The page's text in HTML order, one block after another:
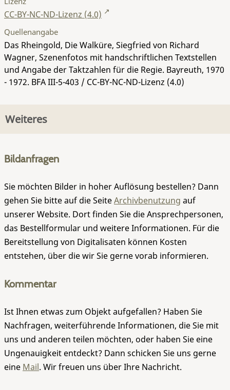
CC-BY-NC-ND-Lizenz (4.0)
Quellenangabe
Das Rheingold, Die Walküre, Siegfried von Richard
Wagner, Szenenfotos mit handschriftlichen Textstellen
und Angabe der Taktzahlen für die Regie. Bayreuth, 1970
- 1972. BFA III-5-403 / CC-BY-NC-ND-Lizenz (4.0)
Weiteres
Bildanfragen
Sie möchten Bilder in hoher Auflösung bestellen? Dann
gehen Sie bitte auf die SeiteArchivbenutzung auf
unserer Website. Dort finden Sie die Ansprechpersonen,
das Bestellformular und weitere Informationen. Für die
Bereitstellung von Digitalisaten können Kosten
entstehen, über die wir Sie gerne vorab informieren.
Kommentar
Ist Ihnen etwas zum Objekt aufgefallen? Haben Sie
Nachfragen, weiterführende Informationen, die Sie mit
uns und anderen teilen möchten, oder haben Sie eine
Ungenauigkeit entdeckt? Dann schicken Sie uns gerne
eine Mail. Wir freuen uns über Ihre Nachricht.